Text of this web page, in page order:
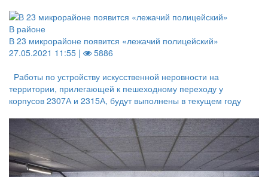
В районе
В 23 микрорайоне появится «лежачий полицейский»
27.05.2021 11:55 |
5886
Работы по устройству искусственной неровности на
территории, прилегающей к пешеходному переходу у
корпусов 2307А и 2315А, будут выполнены в текущем году